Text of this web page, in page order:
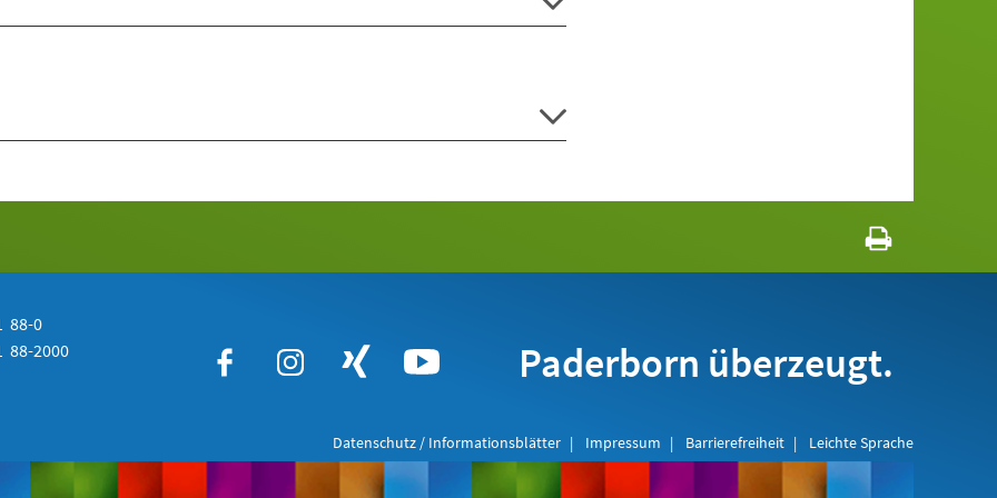
88-0
88-2000 Paderborn überzeugt.
Datenschutz / Informationsblätter Impressum Barrierefreiheit Leichte Sprache